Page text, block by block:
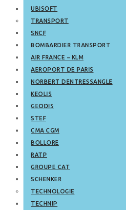
UBISOFT
TRANSPORT
SNCF
BOMBARDIER TRANSPORT
AIR FRANCE – KLM
AEROPORT DE PARIS
NORBERT DENTRESSANGLE
KEOLIS
GEODIS
STEF
CMA CGM
BOLLORE
RATP
GROUPE CAT
SCHENKER
TECHNOLOGIE
TECHNIP